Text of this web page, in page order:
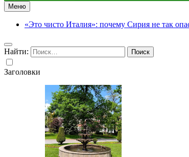
Меню
«Это чисто Италия»: почему Сирия не так
Найти:
Заголовки